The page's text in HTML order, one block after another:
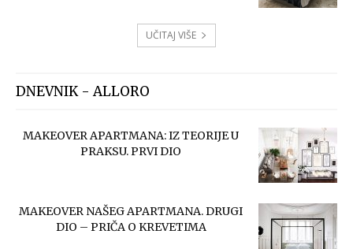
UČITAJ VIŠE
DNEVNIK - ALLORO
MAKEOVER APARTMANA: IZ TEORIJE U
PRAKSU. PRVI DIO
MAKEOVER NAŠEG APARTMANA. DRUGI
DIO – PRIČA O KREVETIMA